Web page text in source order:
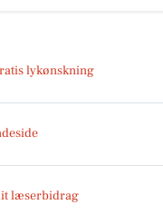
lykønskning
læserbidrag